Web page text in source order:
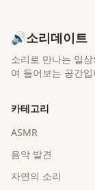
🔊소리데이트
소리로 만나는 일
여 들어보는 공간
카테고리
ASMR
음악 발견
자연의 소리